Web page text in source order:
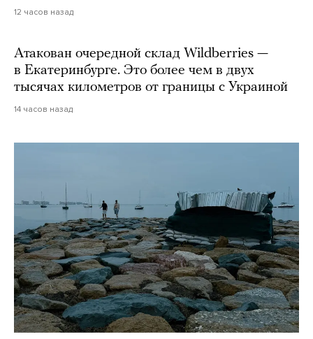
12 часов назад
Атакован очередной склад Wildberries —
в Екатеринбурге. Это более чем в двух
тысячах километров от границы с Украиной
14 часов назад